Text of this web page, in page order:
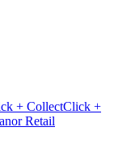
+ CollectClick +
Retail